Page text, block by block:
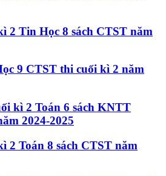
2 Tin Học 8 sách CTST năm
9 CTST thi cuối kì 2 năm
kì 2 Toán 6 sách KNTT
2024-2025
2 Toán 8 sách CTST năm